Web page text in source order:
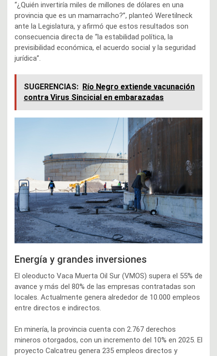
“¿Quién invertiría miles de millones de dólares en una
provincia que es un mamarracho?”, planteó Weretilneck
ante la Legislatura, y afirmó que estos resultados son
consecuencia directa de “la estabilidad política, la
previsibilidad económica, el acuerdo social y la seguridad
jurídica”.
SUGERENCIAS: Río Negro extiende vacunación
contra Virus Sincicial en embarazadas
Energía y grandes inversiones
El oleoducto Vaca Muerta Oil Sur (VMOS) supera el 55% de
avance y más del 80% de las empresas contratadas son
locales. Actualmente genera alrededor de 10.000 empleos
entre directos e indirectos.
En minería, la provincia cuenta con 2.767 derechos
mineros otorgados, con un incremento del 10% en 2025. El
proyecto Calcatreu genera 235 empleos directos y